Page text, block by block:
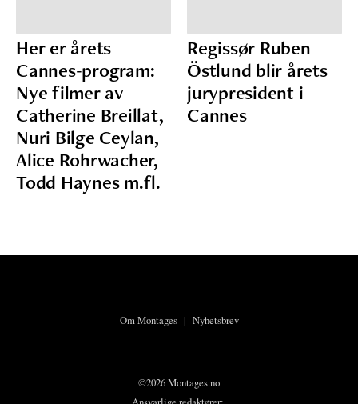
Her er årets
Cannes-program:
Nye filmer av
Catherine Breillat,
Nuri Bilge Ceylan,
Alice Rohrwacher,
Todd Haynes m.fl.
Regissør Ruben
Östlund blir årets
jurypresident i
Cannes
Om Montages| Nyhetsbrev
©2026 Montages.no